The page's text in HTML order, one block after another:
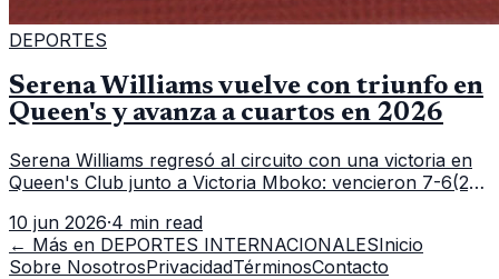
DEPORTES
Serena Williams vuelve con triunfo en
Queen's y avanza a cuartos en 2026
Serena Williams regresó al circuito con una victoria en
Queen's Club junto a Victoria Mboko: vencieron 7-6(2),
meterse en cuartos de final.
10 jun 2026·4 min read
← Más en DEPORTES INTERNACIONALESInicio
Sobre NosotrosPrivacidadTérminosContacto